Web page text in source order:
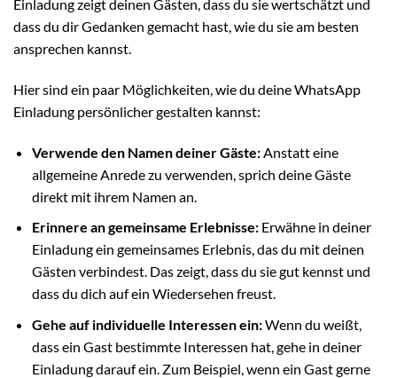
Einladung zeigt deinen Gästen, dass du sie wertschätzt und
dass du dir Gedanken gemacht hast, wie du sie am besten
ansprechen kannst.
Hier sind ein paar Möglichkeiten, wie du deine WhatsApp
Einladung persönlicher gestalten kannst:
Verwende den Namen deiner Gäste:Anstatt eine
allgemeine Anrede zu verwenden, sprich deine Gäste
direkt mit ihrem Namen an.
Erinnere an gemeinsame Erlebnisse:Erwähne in deiner
Einladung ein gemeinsames Erlebnis, das du mit deinen
Gästen verbindest. Das zeigt, dass du sie gut kennst und
dass du dich auf ein Wiedersehen freust.
Gehe auf individuelle Interessen ein:Wenn du weißt,
dass ein Gast bestimmte Interessen hat, gehe in deiner
Einladung darauf ein. Zum Beispiel, wenn ein Gast gerne